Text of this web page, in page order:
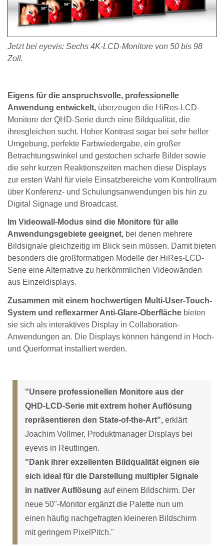
Jetzt bei eyevis: Sechs 4K-LCD-Monitore von 50 bis 98
Zoll.
Eigens für die anspruchsvolle, professionelle
Anwendung entwickelt, überzeugen die HiRes-LCD-
Monitore der QHD-Serie durch eine Bildqualität, die
ihresgleichen sucht. Hoher Kontrast sogar bei sehr heller
Umgebung, perfekte Farbwiedergabe, ein großer
Betrachtungswinkel und gestochen scharfe Bilder sowie
die sehr kurzen Reaktionszeiten machen diese Displays
zur ersten Wahl für viele Einsatzbereiche vom Kontrollraum
über Konferenz- und Schulungsanwendungen bis hin zu
Digital Signage und Broadcast.
Im Videowall-Modus sind die Monitore für alle
Anwendungsgebiete geeignet, bei denen mehrere
Bildsignale gleichzeitig im Blick sein müssen. Damit bieten
besonders die großformatigen Modelle der HiRes-LCD-
Serie eine Alternative zu herkömmlichen Videowänden
aus Einzeldisplays.
Zusammen mit einem hochwertigen Multi-User-Touch-
System und reflexarmer Anti-Glare-Oberfläche bieten
sie sich als interaktives Display in Collaboration-
Anwendungen an. Die Displays können hängend in Hoch-
und Querformat installiert werden.
"Unsere professionellen Monitore aus der
QHD-LCD-Serie mit extrem hoher Auflösung
repräsentieren den State-of-the-Art", erklärt
Joachim Vollmer, Produktmanager Displays bei
eyevis in Reutlingen.
"Dank ihrer exzellenten Bildqualität eignen sie
sich ideal für die Darstellung multipler Signale
in nativer Auflösung auf einem Bildschirm. Der
neue 50ʺ-Monitor ergänzt die Palette nun um
einen häufig nachgefragten kleineren Bildschirm
mit geringem PixelPitch."